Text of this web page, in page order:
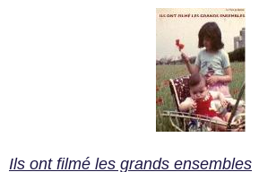
Ils ont filmé les grands ensembles